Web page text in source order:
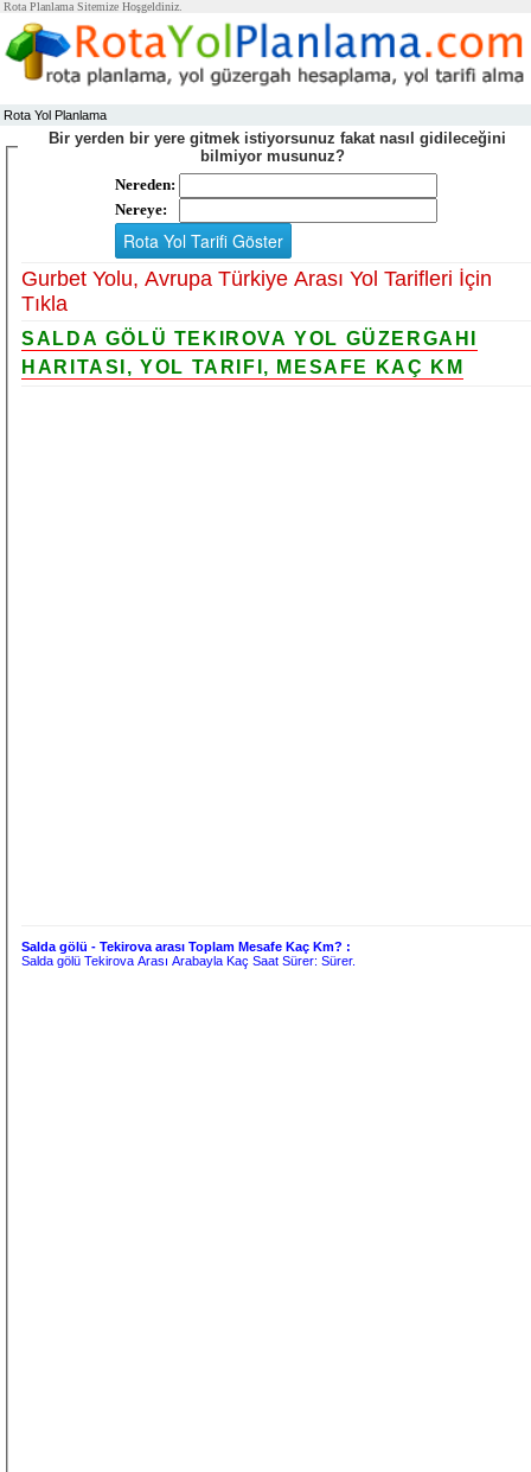
Rota Planlama Sitemize Hoşgeldiniz.
Rota Yol Planlama
Bir yerden bir yere gitmek istiyorsunuz fakat nasıl gidileceğini
bilmiyor musunuz?
Nereden:
Nereye:
Gurbet Yolu, Avrupa Türkiye Arası Yol Tarifleri İçin
Tıkla
SALDA GÖLÜ TEKIROVA YOL GÜZERGAHI
HARITASI, YOL TARIFI, MESAFE KAÇ KM
Salda gölü - Tekirova arası Toplam Mesafe Kaç Km? :
Salda gölü Tekirova Arası Arabayla Kaç Saat Sürer:Sürer.